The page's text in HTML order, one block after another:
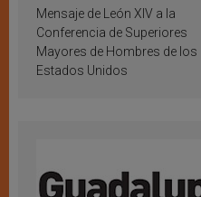
inspiración y santificación
Mensaje de León XIV a la
Conferencia de Superiores
Mayores de Hombres de los
Estados Unidos